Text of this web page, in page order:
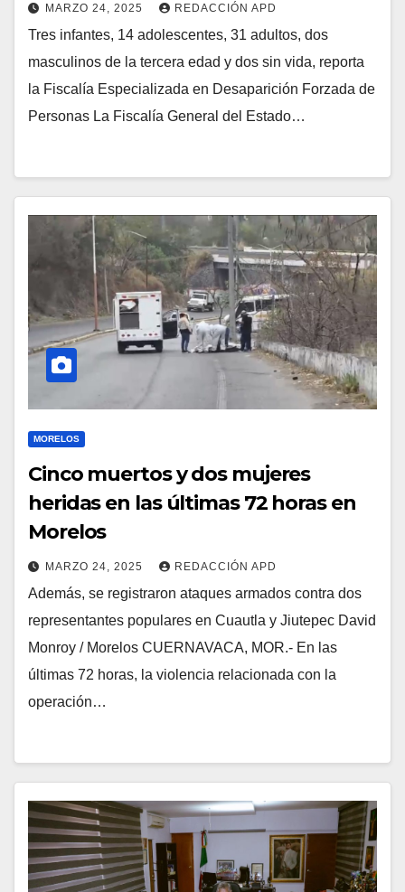
MARZO 24, 2025 REDACCIÓN APD
Tres infantes, 14 adolescentes, 31 adultos, dos
masculinos de la tercera edad y dos sin vida, reporta
la Fiscalía Especializada en Desaparición Forzada de
Personas La Fiscalía General del Estado…
MORELOS
Cinco muertos y dos mujeres
heridas en las últimas 72 horas en
Morelos
MARZO 24, 2025 REDACCIÓN APD
Además, se registraron ataques armados contra dos
representantes populares en Cuautla y Jiutepec David
Monroy / Morelos CUERNAVACA, MOR.- En las
últimas 72 horas, la violencia relacionada con la
operación…